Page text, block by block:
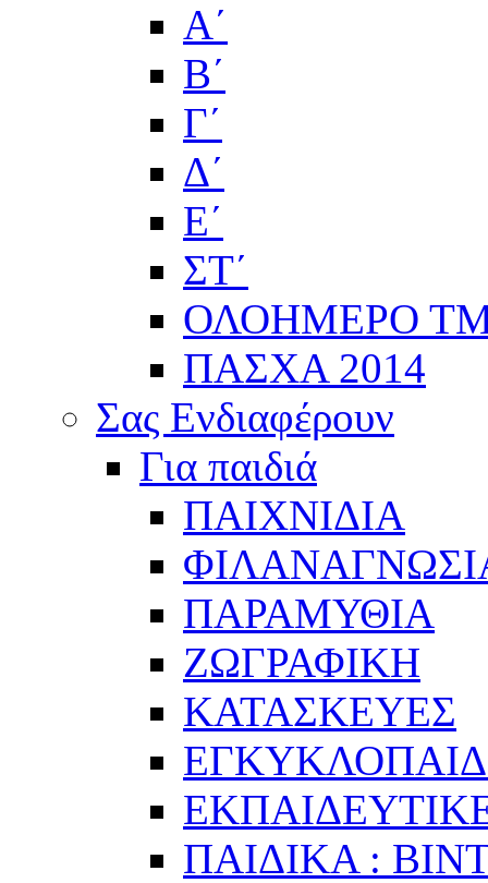
Α΄
Β΄
Γ΄
Δ΄
Ε΄
ΣΤ΄
ΟΛΟΗΜΕΡΟ
ΠΑΣΧΑ 2014
Σας Ενδιαφέρουν
Για παιδιά
ΠΑΙΧΝΙΔΙΑ
ΠΑΡΑΜΥΘΙΑ
ΖΩΓΡΑΦΙΚΗ
ΚΑΤΑΣΚΕΥΕΣ
ΠΑΙΔΙΚΑ :